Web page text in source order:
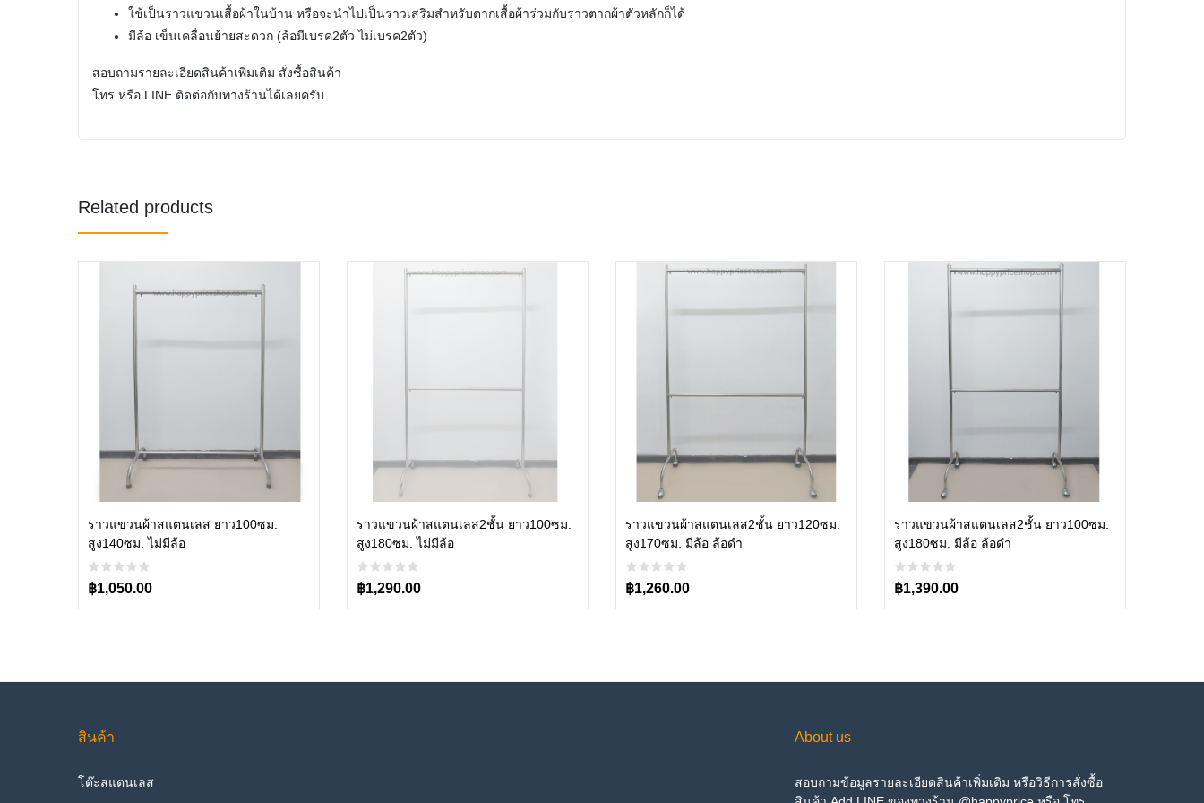
ใช้เป็นราวแขวนเสื้อผ้าในบ้าน หรือจะนำไปเป็นราวเสริมสำหรับตากเสื้อผ้าร่วมกับราวตากผ้าตัวหลักก็ได้
มีล้อ เข็นเคลื่อนย้ายสะดวก (ล้อมีเบรค2ตัว ไม่เบรค2ตัว)
สอบถามรายละเอียดสินค้าเพิ่มเติม สั่งซื้อสินค้า
โทร หรือ LINE ติดต่อกับทางร้านได้เลยครับ
Related products
ราวแขวนผ้าสแตนเลส ยาว100ซม.
สูง140ซม. ไม่มีล้อ
฿1,050.00
Add to cart
ราวแขวนผ้าสแตนเลส2ชั้น ยาว100ซม.
สูง180ซม. ไม่มีล้อ
฿1,290.00
Add to cart
ราวแขวนผ้าสแตนเลส2ชั้น ยาว120ซม.
สูง170ซม. มีล้อ ล้อดำ
฿1,260.00
Add to cart
ราวแขวนผ้าสแตนเลส2ชั้น ยาว100ซม.
สูง180ซม. มีล้อ ล้อดำ
฿1,390.00
Add to cart
สินค้า
โต๊ะสแตนเลส
About us
สอบถามข้อมูลรายละเอียดสินค้าเพิ่มเติม หรือวิธีการสั่งซื้อ